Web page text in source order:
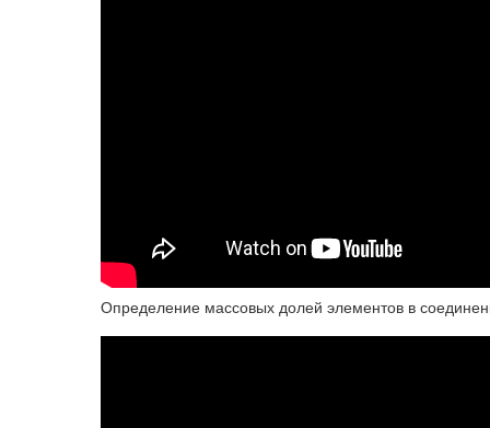
Определение массовых долей элементов в